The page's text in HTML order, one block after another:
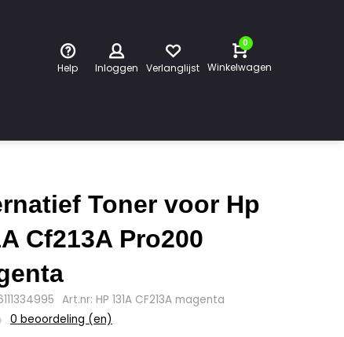
Help Inloggen Verlanglijst
0
Winkelwagen
Toner voor Hp
Cf213A Pro200
Art.nr: HP 131A CF213A magenta
0 beoordeling (en)